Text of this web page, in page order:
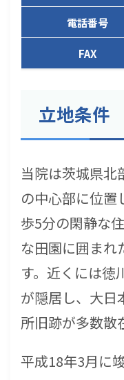
電話番号
FAX
立地条件
当院は茨城県北
の中心部に位置
歩5分の閑静な
な田園に囲まれ
す。近くには徳
が隠居し、大日
所旧跡が多数散
平成18年3月に